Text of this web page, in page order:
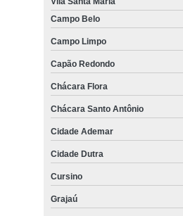
Campo Belo
Campo Limpo
Capão Redondo
Chácara Flora
Chácara Santo Antônio
Cidade Ademar
Cidade Dutra
Cursino
Grajaú